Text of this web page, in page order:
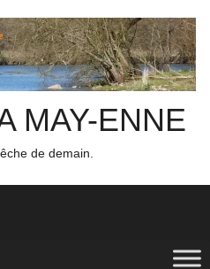
MAY-ENNE
de demain.